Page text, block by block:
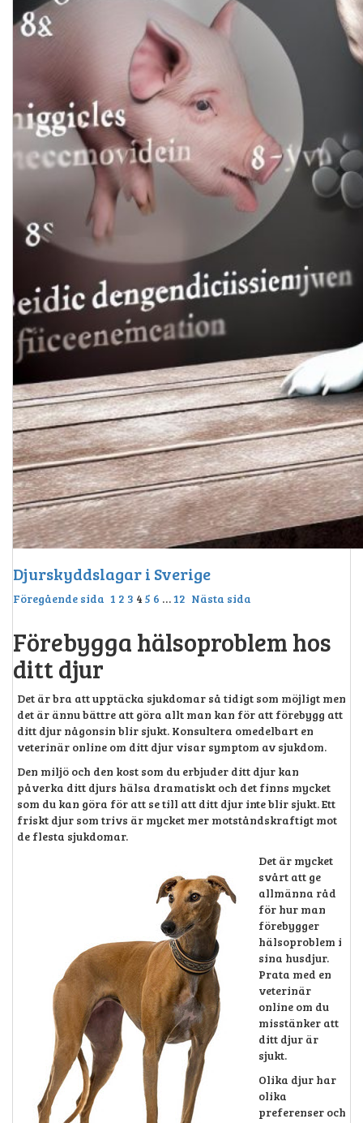
Djurskyddslagar i Sverige
Föregående sida 1 2 3 4 5 6 …12 Nästa sida
Förebygga hälsoproblem hos
ditt djur
Det är bra att upptäcka sjukdomar så tidigt som möjligt men
det är ännu bättre att göra allt man kan för att förebygg att
ditt djur någonsin blir sjukt. Konsultera omedelbart en
veterinär online om ditt djur visar symptom av sjukdom.
Den miljö och den kost som du erbjuder ditt djur kan
påverka ditt djurs hälsa dramatiskt och det finns mycket
som du kan göra för att se till att ditt djur inte blir sjukt. Ett
friskt djur som trivs är mycket mer motståndskraftigt mot
de flesta sjukdomar.
Det är mycket
svårt att ge
allmänna råd
för hur man
förebygger
hälsoproblem i
sina husdjur.
Prata med en
veterinär
online om du
misstänker att
ditt djur är
sjukt.
Olika djur har
olika
preferenser och